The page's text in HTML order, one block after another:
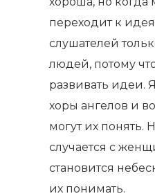
переходит к
слушателей
людей, потому
развивать идеи.
хоры ангелов и
могут их понять.
случается с
становится
их понимать.